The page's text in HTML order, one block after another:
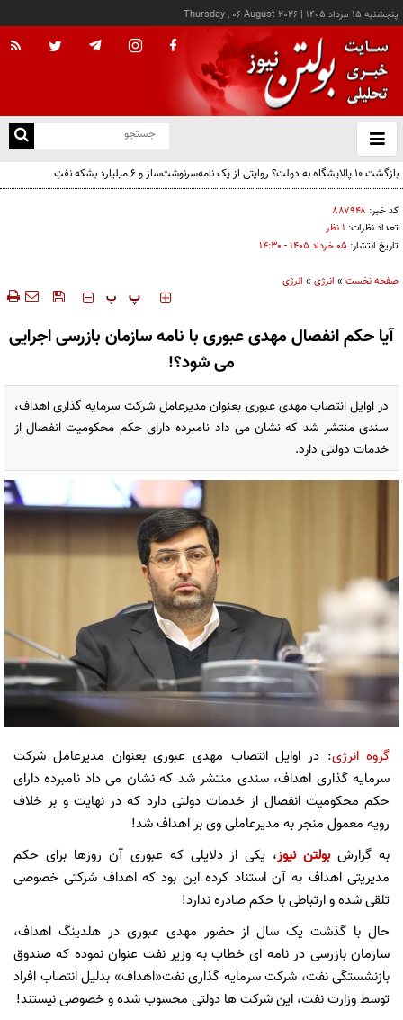
پنجشنبه ۱۵ مرداد ۱۴۰۵ |
Thursday , 06 August 2026
باز
و
بازگشت ۱۰ پالایشگاه به دولت؟ روایتی از یک نامه‌سرنوشت‌ساز و ۶ میلیارد بشکه نفتِ
بدون‌حساب
کد خبر: ۸۸۷۹۴۸
تعداد نظرات: ۱ نظر
تاریخ انتشار: ۰۵ خرداد ۱۴۰۵ - ۱۴:۳۰
صفحه نخست » انرژی » انرژی
‍‍‍ پ پ
آیا حکم انفصال مهدی عبوری با نامه سازمان بازرسی اجرایی
می شود؟!
در اوایل انتصاب مهدی عبوری بعنوان مدیرعامل شرکت سرمایه گذاری اهداف،
سندی منتشر شد که نشان می داد نامبرده دارای حکم محکومیت انفصال از
خدمات دولتی دارد.
گروه انرژی: در اوایل انتصاب مهدی عبوری بعنوان مدیرعامل شرکت
سرمایه گذاری اهداف، سندی منتشر شد که نشان می داد نامبرده دارای
حکم محکومیت انفصال از خدمات دولتی دارد که در نهایت و بر خلاف
رویه معمول منجر به مدیرعاملی وی بر اهداف شد!
به گزارشبولتن نیوز، یکی از دلایلی که عبوری آن روزها برای حکم
مدیریتی اهداف به آن استناد کرده این بود که اهداف شرکتی خصوصی
تلقی شده و ارتباطی با حکم صادره ندارد!
حال با گذشت یک سال از حضور مهدی عبوری در هلدینگ اهداف،
سازمان بازرسی در نامه ای خطاب به وزیر نفت عنوان نموده که صندوق
بازنشستگی نفت، شرکت سرمایه گذاری نفت«اهداف» بدلیل انتصاب افراد
توسط وزارت نفت، این شرکت ها دولتی محسوب شده و خصوصی نیستند!